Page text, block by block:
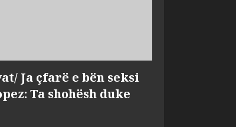
Ja çfarë e bën seksi
Ta shohësh duke